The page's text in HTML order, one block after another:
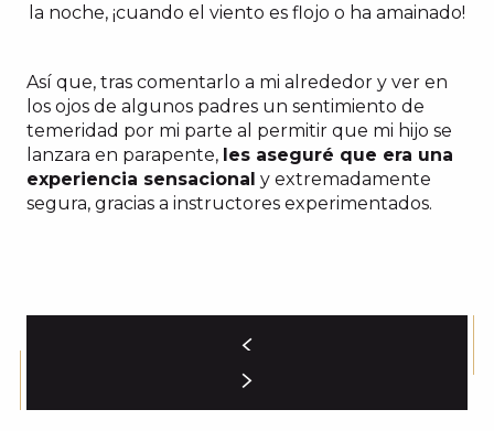
la noche, ¡cuando el viento es flojo o ha amainado!
Así que, tras comentarlo a mi alrededor y ver en
los ojos de algunos padres un sentimiento de
temeridad por mi parte al permitir que mi hijo se
lanzara en parapente, les aseguré que era una
experiencia sensacional y extremadamente
segura, gracias a instructores experimentados.